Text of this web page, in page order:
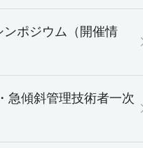
ポジウム（開催情
傾斜管理技術者一次